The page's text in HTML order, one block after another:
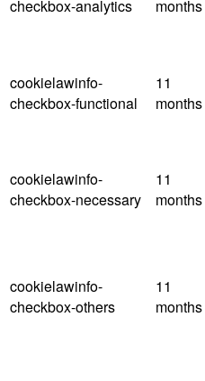
checkbox-analytics months
cookielawinfo-
checkbox-functional
11
months
cookielawinfo-
checkbox-necessary
11
months
cookielawinfo-
checkbox-others
11
months